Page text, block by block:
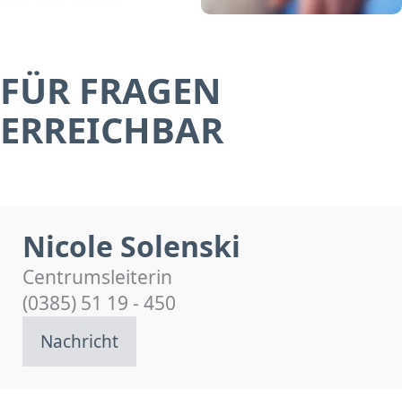
FÜR FRAGEN
ERREICHBAR
Nicole Solenski
Centrumsleiterin
(0385) 51 19 - 450
Nachricht